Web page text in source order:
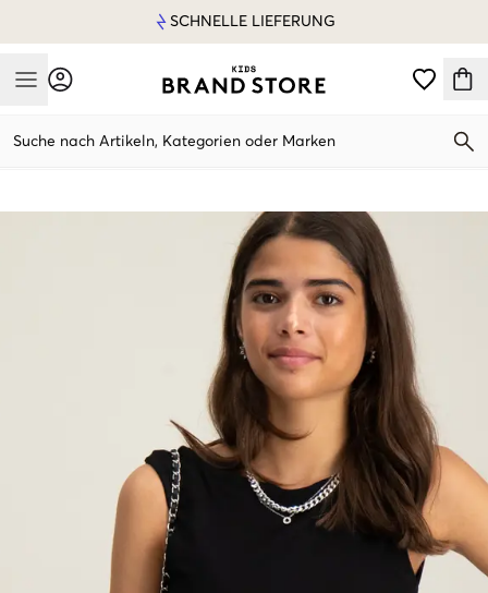
SCHNELLE LIEFERUNG
Mobile Menu
Suche nach Artikeln, Kategorien oder Marken